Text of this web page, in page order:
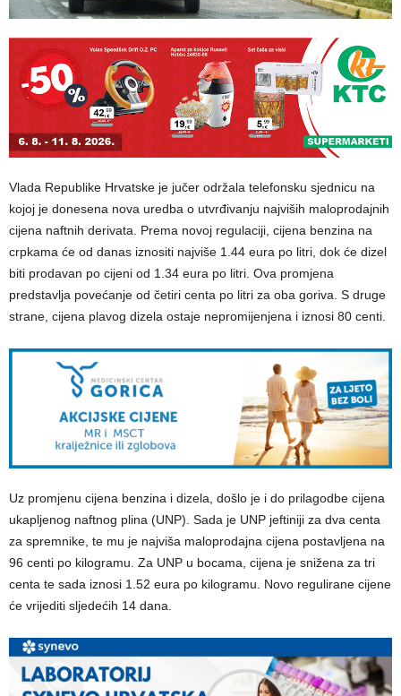
Vlada Republike Hrvatske je jučer održala telefonsku sjednicu na
kojoj je donesena nova uredba o utvrđivanju najviših maloprodajnih
cijena naftnih derivata. Prema novoj regulaciji, cijena benzina na
crpkama će od danas iznositi najviše 1.44 eura po litri, dok će dizel
biti prodavan po cijeni od 1.34 eura po litri. Ova promjena
predstavlja povećanje od četiri centa po litri za oba goriva. S druge
strane, cijena plavog dizela ostaje nepromijenjena i iznosi 80 centi.
Uz promjenu cijena benzina i dizela, došlo je i do prilagodbe cijena
ukapljenog naftnog plina (UNP). Sada je UNP jeftiniji za dva centa
za spremnike, te mu je najviša maloprodajna cijena postavljena na
96 centi po kilogramu. Za UNP u bocama, cijena je snižena za tri
centa te sada iznosi 1.52 eura po kilogramu. Novo regulirane cijene
će vrijediti sljedećih 14 dana.